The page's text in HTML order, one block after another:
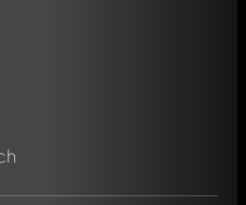
zu diesem Modell!
Mitgliedern diskutiert
durch die